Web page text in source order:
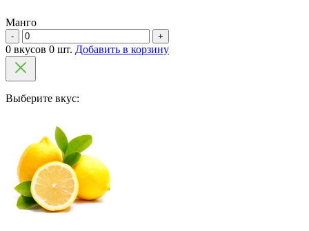
Манго
- +
0 вкусов 0 шт. Добавить в корзину
Выберите вкус: